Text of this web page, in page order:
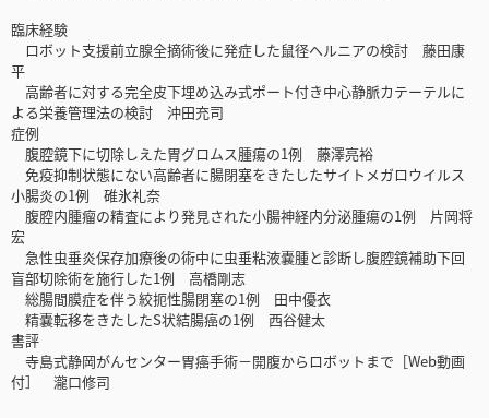
臨床経験
ロボット支援前立腺全摘術後に発症した鼠径ヘルニアの検討 藤田康
平
高齢者に対する完全皮下埋め込み式ポート付き中心静脈カテーテルに
よる栄養管理法の検討 沖田充司
症例
腹腔鏡下に切除しえた胃グロムス腫瘍の1例 藤澤亮裕
免疫抑制状態にない高齢者に腸閉塞をきたしたサイトメガロウイルス
小腸炎の1例 碓氷礼奈
腹腔内腫瘤の精査により発見された小腸神経内分泌腫瘍の1例 片岡将
宏
急性虫垂炎保存加療後の術中に虫垂粘液嚢腫と診断し腹腔鏡補助下回
盲部切除術を施行した1例 高橋剛志
総腸間膜症を伴う絞扼性腸閉塞の1例 田中優衣
精嚢転移をきたしたS状結腸癌の1例 西谷健太
書評
寺島式静岡がんセンター胃癌手術－開腹からロボットまで［Web動画
付］ 瀧口修司